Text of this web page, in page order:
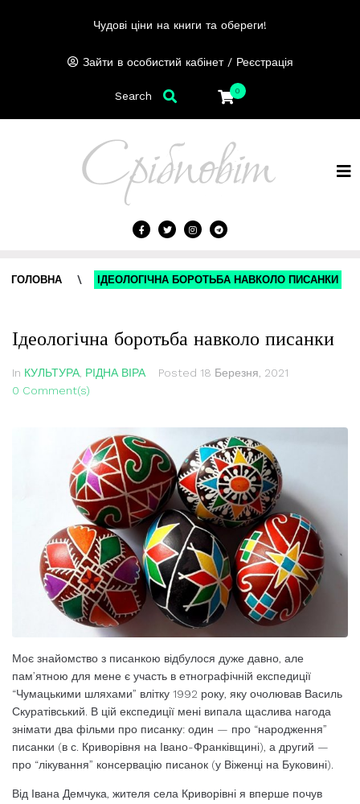
Чудові ціни на книги та обереги!
Зайти в особистий кабінет / Реєстрація
0
Search
ГОЛОВНА \ ІДЕОЛОГІЧНА БОРОТЬБА НАВКОЛО ПИСАНКИ
Ідеологічна боротьба навколо писанки
In КУЛЬТУРА РІДНА ВІРА Posted 18 Березня, 2021
0 Comment(s)
Моє знайомство з писанкою відбулося дуже давно, але
пам’ятною для мене є учас­ть в етнографічній експедиції
“Чумацькими шляхами” влітку 1992 року, яку очолював Василь
Скуратівський. В цій експедиції мені випала щаслива нагода
знімати два фі­льми про писанку: один — про “народжен­ня”
писанки (в с. Криворівня на Івано-Франківщині), а другий —
про “лікування” консервацію писанок (у Віженці на Буковині).
Від Івана Демчука, жителя села Криворівні я вперше почув